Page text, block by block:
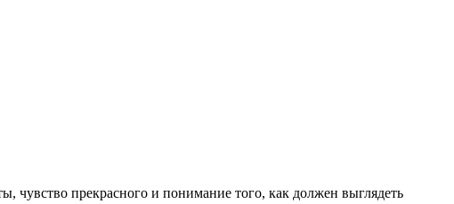
чувство прекрасного и понимание того, как должен выглядеть